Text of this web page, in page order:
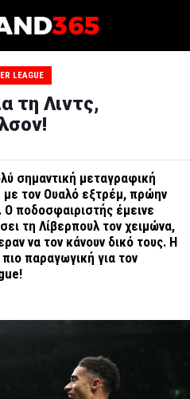
LEAGUE
τη Λιντς,
σημαντική μεταγραφική
τον Ουαλό εξτρέμ, πρώην
Ο ποδοσφαιριστής έμεινε
τη Λίβερπουλ τον χειμώνα,
να τον κάνουν δικό τους. Η
παραγωγική για τον